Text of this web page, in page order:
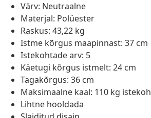
Värv: Neutraalne
Materjal: Polüester
Raskus: 43,22 kg
Istme kõrgus maapinnast: 37 cm
Istekohtade arv: 5
Käetugi kõrgus istmelt: 24 cm
Tagakõrgus: 36 cm
Maksimaalne kaal: 110 kg
Lihtne hooldada